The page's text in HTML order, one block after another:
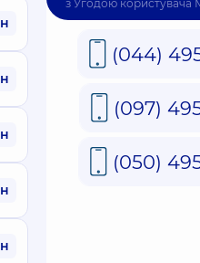
з Угодою користувача
(044)
(097)
(050)